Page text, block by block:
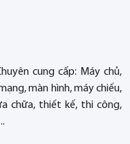
cung cấp: Máy chủ,
màn hình, máy chiếu,
chữa, thiết kế, thi công,